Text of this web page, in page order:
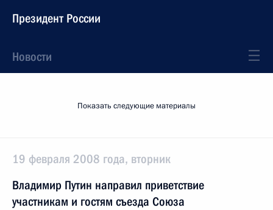
Президент России
Новости
Показать следующие материалы
19 февраля 2008 года, вторник
Владимир Путин направил приветствие
участникам и гостям съезда Союза